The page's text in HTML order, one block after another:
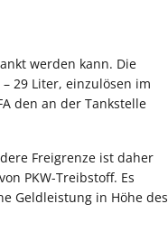
werden kann. Die
29 Liter, einzulösen im
den an der Tankstelle
Freigrenze ist daher
PKW-Treibstoff. Es
Geldleistung in Höhe des